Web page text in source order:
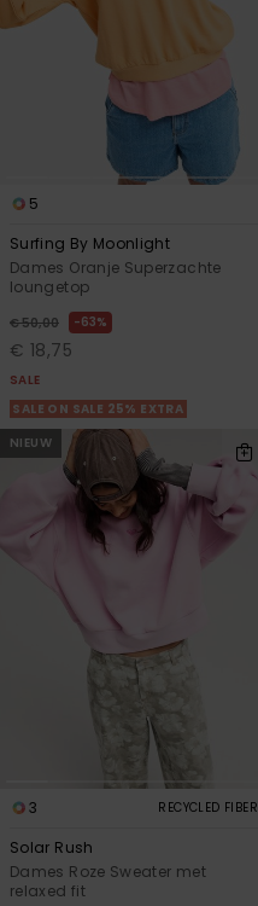
5
Surfing By Moonlight
Dames Oranje Superzachte
loungetop
€ 50,00 63%
€ 18,75
SALE
SALE ON SALE 25% EXTRA
NIEUW
3 RECYCLED FIBER
Solar Rush
Dames Roze Sweater met
relaxed fit